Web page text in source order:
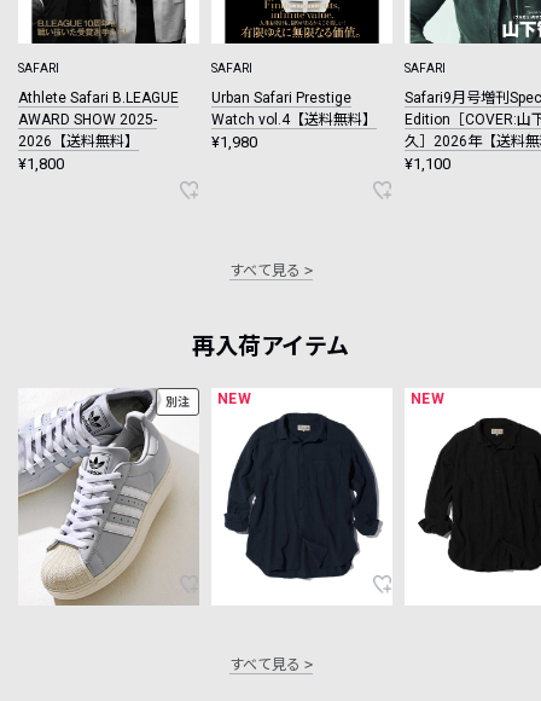
SAFARI
Athlete Safari B.LEAGUE
AWARD SHOW 2025-
2026【送料無料】
¥1,800
SAFARI
Urban Safari Prestige
Watch vol.4【送料無料】
¥1,980
SAFARI
Safari9月号増刊
Edition［COVER:山
久］2026年【送料
¥1,100
すべて見る
再入荷アイテム
別注 NEW NEW
すべて見る